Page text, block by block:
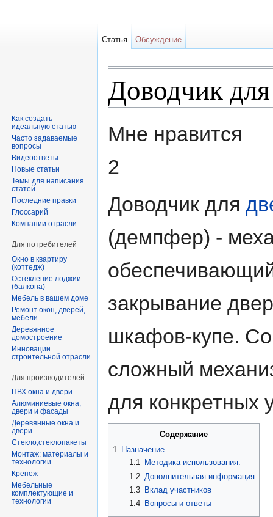
Доводчик
Мне нравится
2
Доводчик для
(демпфер) -
закрывание
шкафов-купе.
сложный
для конкретных
Содержание
1 Назначение
1.1
Методика использования:
1.2 Дополнительная информация
1.3
Вклад участников
1.4
Вопросы и ответы
Статья Обсуждение
Как создать
идеальную статью
Часто задаваемые
вопросы
Видеоответы
Новые статьи
Темы для написания
статей
Последние правки
Глоссарий
Компании отрасли
Для потребителей
Окно в квартиру
(коттедж)
Остекление лоджии
(балкона)
Мебель в вашем доме
Ремонт окон, дверей,
мебели
Деревянное
домостроение
Инновации
строительной отрасли
Для производителей
ПВХ окна и двери
Алюминиевые окна,
двери и фасады
Деревянные окна и
двери
Стекло,стеклопакеты
Монтаж: материалы и
технологии
Крепеж
Мебельные
комплектующие и
технологии